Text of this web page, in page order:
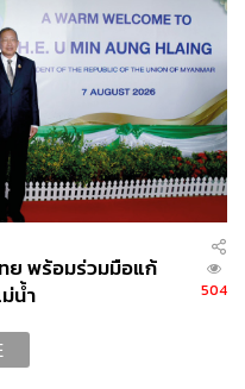
128
AUTHOR
ร THE STANDARD
ย พร้อมร่วมมือแก้
น้ำ
504